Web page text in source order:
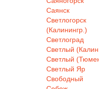
Саянск
Светлогорск
(Калинингр.)
Светлоград
Светлый
Светлый
Светлый Яр
Свободный